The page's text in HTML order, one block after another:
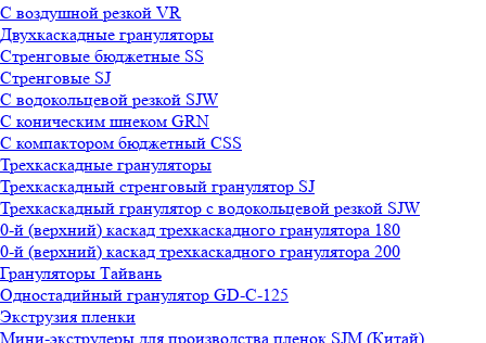
С воздушной резкой VR
Двухкаскадные грануляторы
Стренговые бюджетные SS
Стренговые SJ
С водокольцевой резкой SJW
С коническим шнеком GRN
С компактором бюджетный CSS
Трехкаскадные грануляторы
Трехкаскадный стренговый гранулятор SJ
Трехкаскадный гранулятор с водокольцевой резкой SJW
0-й (верхний) каскад трехкаскадного гранулятора 180
0-й (верхний) каскад трехкаскадного гранулятора 200
Грануляторы Тайвань
Одностадийный гранулятор GD-C-125
Экструзия пленки
Мини-экструдеры для производства пленок SJM (Китай)